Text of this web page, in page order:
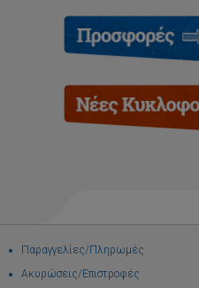
Παραγγελίες/Πληρωμές
Ακυρώσεις/Επιστροφές